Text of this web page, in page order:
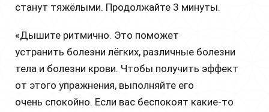
станут тяжёлыми. Продолжайте 3 минуты.
«Дышите ритмично. Это поможет
устранить болезни лёгких, различные болезни
тела и болезни крови. Чтобы получить эффект
от этого упражнения, выполняйте его
очень спокойно. Если вас беспокоят какие-то